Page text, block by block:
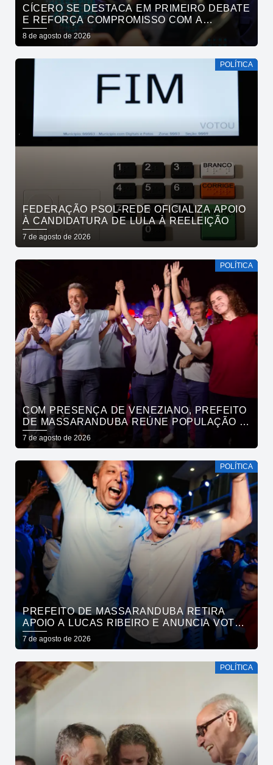
CÍCERO SE DESTACA EM PRIMEIRO DEBATE
E REFORÇA COMPROMISSO COM A
SEGURANÇA HÍDRICA DO ESTADO
8 de agosto de 2026
POLÍTICA
FEDERAÇÃO PSOL-REDE OFICIALIZA APOIO
À CANDIDATURA DE LULA À REELEIÇÃO
7 de agosto de 2026
POLÍTICA
COM PRESENÇA DE VENEZIANO, PREFEITO
DE MASSARANDUBA REÚNE POPULAÇÃO E
ANUNCIA APOIO A CÍCERO LUCENA
7 de agosto de 2026
POLÍTICA
PREFEITO DE MASSARANDUBA RETIRA
APOIO A LUCAS RIBEIRO E ANUNCIA VOTO
EM CÍCERO PARA O GOVERNO
7 de agosto de 2026
POLÍTICA